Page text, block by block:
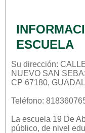
ESCUELA
Su dirección:
NUEVO SAN
CP 67180,
Teléfono:
La escuela 19 De
público, de nivel